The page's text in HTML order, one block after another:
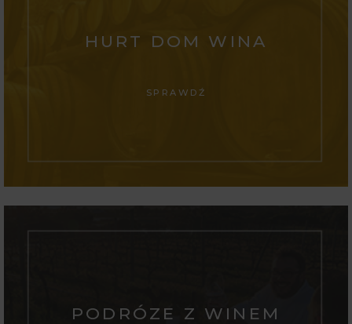
HURT DOM WINA
SPRAWDŹ
PODRÓZE Z WINEM